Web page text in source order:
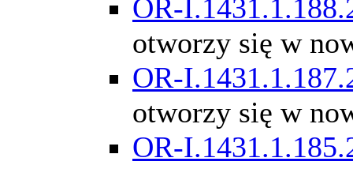
OR-
otworzy się w
OR-
otworzy się w
OR-